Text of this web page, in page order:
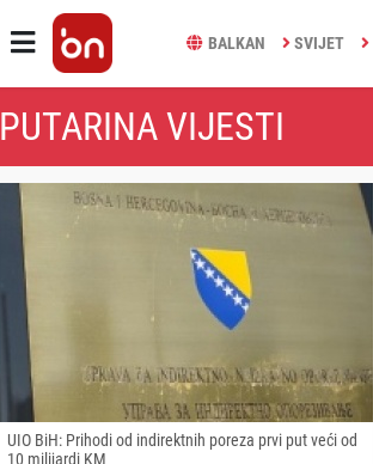
BALKAN SVIJET
PUTARINA VIJESTI
UIO BiH: Prihodi od indirektnih poreza prvi put veći od
10 milijardi KM